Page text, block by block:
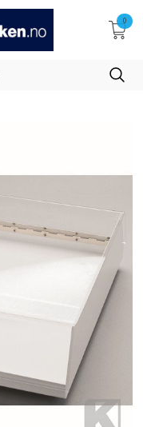
0